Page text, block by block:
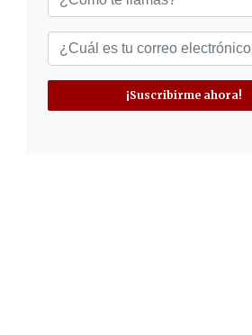
¡Suscribirme ahora!